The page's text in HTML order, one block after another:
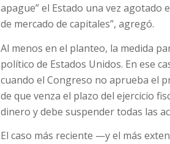
apague” el Estado una vez agotado
de mercado de capitales”, agregó.
Al menos en el planteo, la medida
político de Estados Unidos. En ese
cuando el Congreso no aprueba el
de que venza el plazo del ejercicio
dinero y debe suspender todas las
El caso más reciente —y el más